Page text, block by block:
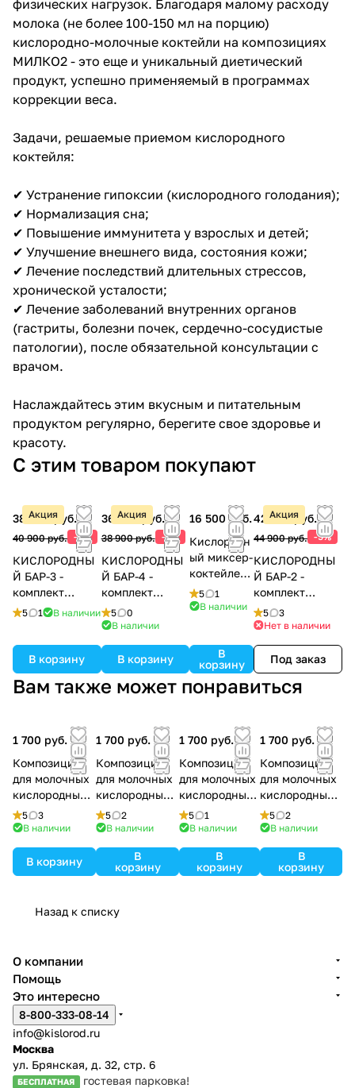
физических нагрузок. Благодаря малому расходу
молока (не более 100-150 мл на порцию)
кислородно-молочные коктейли на композициях
МИЛКО2 - это еще и уникальный диетический
продукт, успешно применяемый в программах
коррекции веса.
Задачи, решаемые приемом кислородного
коктейля:
✔ Устранение гипоксии (кислородного голодания);
✔ Нормализация сна;
✔ Повышение иммунитета у взрослых и детей;
✔ Улучшение внешнего вида, состояния кожи;
✔ Лечение последствий длительных стрессов,
хронической усталости;
✔ Лечение заболеваний внутренних органов
(гастриты, болезни почек, сердечно-сосудистые
патологии), после обязательной консультации с
врачом.
Наслаждайтесь этим вкусным и питательным
продуктом регулярно, берегите свое здоровье и
красоту.
С этим товаром покупают
Акция
38 900 руб.
40 900 руб. -5%
КИСЛОРОДНЫ
Й БАР-3 -
комплект
оборудования
кислородных
коктейлей
5 1 В наличии
В корзину
Акция
36 950 руб.
38 900 руб. -5%
КИСЛОРОДНЫ
Й БАР-4 -
комплект
оборудования
для
кислородных
коктейлей
5
0
В наличии
В корзину
16 500 руб.
Кислородн
ый миксер-
коктейлер
Спум
(Spoom) 1А
5
1
В наличии
В
корзину
Акция
42 650 руб.
44 900 руб. -5%
КИСЛОРОДНЫ
Й БАР-2 -
комплект
оборудования
для
кислородных
коктейлей
5
3
Нет в наличии
Под заказ
Вам также может понравиться
1 700 руб.
Композиция
для молочных
кислородных
коктейлей
Клубника,
5
3
В наличии
В корзину
1 700 руб.
Композиция
для молочных
кислородных
коктейлей
Шоколад, дой-
5
2
В наличии
В
корзину
1 700 руб.
Композиция
для молочных
кислородных
коктейлей
Малина, дой-
5
1
В наличии
В
корзину
1 700 руб.
Композиция
для молочных
кислородных
коктейлей
Черника, дой-
5
2
В наличии
В
корзину
Назад к списку
О компании
Помощь
Это интересно
8-800-333-08-14
info@kislorod.ru
Москва
ул. Брянская, д. 32, стр. 6
БЕСПЛАТНАЯ гостевая парковка!